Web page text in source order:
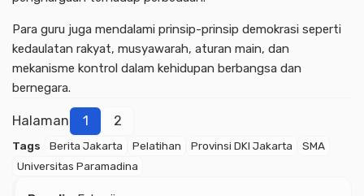
Para guru juga mendalami prinsip-prinsip demokrasi seperti
kedaulatan rakyat, musyawarah, aturan main, dan
mekanisme kontrol dalam kehidupan berbangsa dan
bernegara.
Halaman 1 2
Tags Berita Jakarta Pelatihan Provinsi DKI Jakarta
SMA
Universitas Paramadina